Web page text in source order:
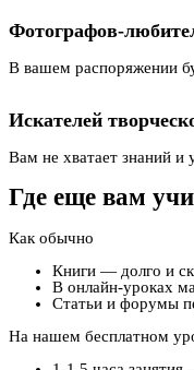
Фотографов-
В вашем распоряжении
Искателей
Вам не хватает знаний и
Где еще вам
Как обычно
Книги — долго и
В онлайн-уроках
Статьи и форумы
На нашем бесплатном